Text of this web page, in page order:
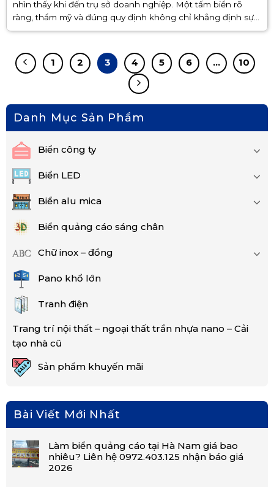
nhìn thấy khi đến trụ sở doanh nghiệp. Một tấm biển rõ
ràng, thẩm mỹ và đúng quy định không chỉ khẳng định sự
chuyên nghiệp mà [...]
1 2 3 4 5 6 … 10
Danh Mục Sản Phẩm
Biển công ty
Biển LED
Biển alu mica
Biển quảng cáo sáng chân
Chữ inox – đồng
Pano khổ lớn
Tranh điện
Trang trí nội thất – ngoại thất trần nhựa nano – Cải
tạo nhà cũ
Sản phẩm khuyến mãi
Bài Viết Mới Nhất
Làm biển quảng cáo tại Hà Nam giá bao
nhiêu? Liên hệ 0972.403.125 nhận báo giá
2026